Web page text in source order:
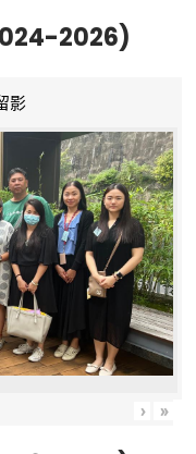
2026)
影
› »